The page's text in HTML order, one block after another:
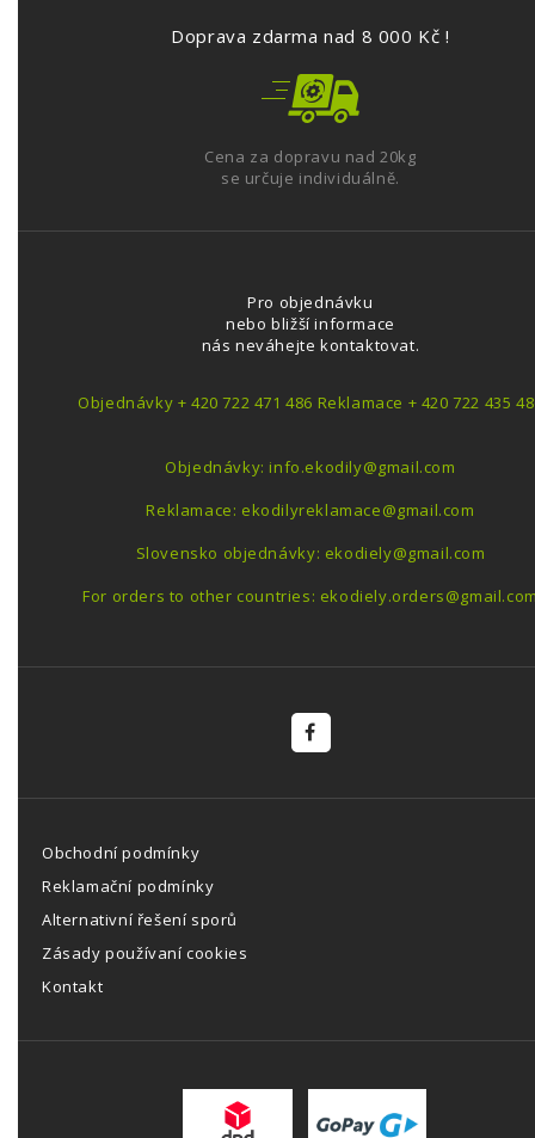
Doprava zdarma nad 8 000 Kč !
Cena za dopravu nad 20kg
se určuje individuálně.
Pro objednávku
nebo bližší informace
nás neváhejte kontaktovat.
Objednávky + 420 722 471 486 Reklamace + 420 722 435
Objednávky: info.ekodily@gmail.com
Reklamace: ekodilyreklamace@gmail.com
Slovensko objednávky: ekodiely@gmail.com
For orders to other countries:
Obchodní podmínky
Reklamační podmínky
Alternativní řešení sporů
Zásady používaní cookies
Kontakt